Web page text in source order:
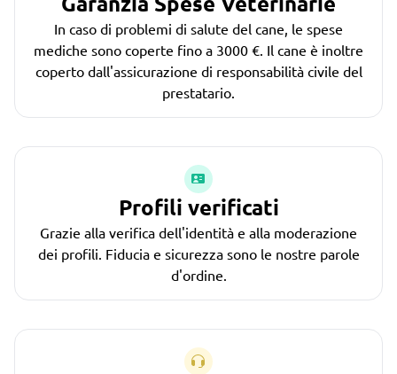
In caso di problemi di salute del cane, le spese
mediche sono coperte fino a 3000 €. Il cane è inoltre
coperto dall'assicurazione di responsabilità civile del
prestatario.
Profili verificati
Grazie alla verifica dell'identità e alla moderazione
dei profili. Fiducia e sicurezza sono le nostre parole
d'ordine.